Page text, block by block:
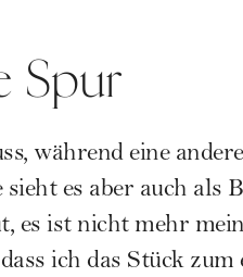
Spur
während eine
es aber auch als
es ist nicht mehr
ich das Stück